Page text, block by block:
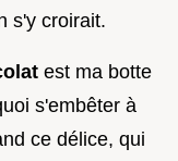
s'y croirait.
est ma botte
s'embêter à
ce délice, qui